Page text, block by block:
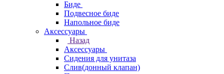
Биде
Подвесное биде
Напольное биде
Аксессуары
Назад
Аксессуары
Сидения для унитаза
Слив(донный клапан)